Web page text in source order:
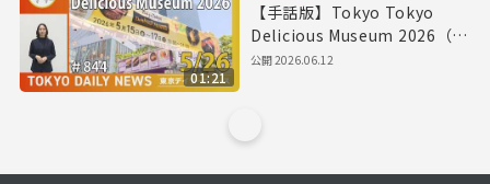
01:21
【手話版】Tokyo Tokyo
Delicious Museum 2026（令
和8年5月26日 東京デイリーニ
公開2026.06.12